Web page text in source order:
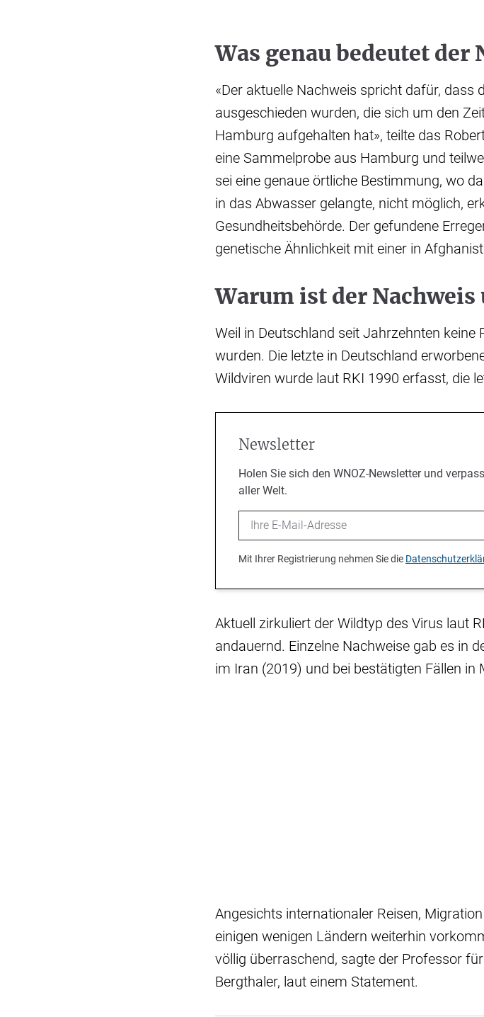
Was genau bedeutet der
«Der aktuelle Nachweis spricht dafür, dass
ausgeschieden wurden, die sich um den
Hamburg aufgehalten hat», teilte das
eine Sammelprobe aus Hamburg und
sei eine genaue örtliche Bestimmung, wo
in das Abwasser gelangte, nicht möglich,
Gesundheitsbehörde. Der gefundene
genetische Ähnlichkeit mit einer in
Warum ist der
Weil in Deutschland seit Jahrzehnten
wurden. Die letzte in Deutschland
Wildviren wurde laut RKI 1990 erfasst, die
Newsletter
Holen Sie sich den WNOZ-Newsletter und
aller Welt.
Email
Mit Ihrer Registrierung nehmen Sie die
Aktuell zirkuliert der Wildtyp des Virus laut
andauernd. Einzelne Nachweise gab es in
im Iran (2019) und bei bestätigten Fällen
Angesichts internationaler Reisen,
einigen wenigen Ländern weiterhin
völlig überraschend, sagte der Professor
Bergthaler, laut einem Statement.